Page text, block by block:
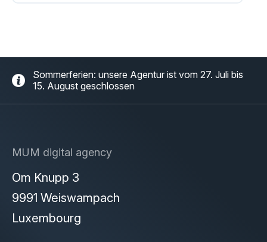
Sommerferien: unsere Agentur ist vom 27. Juli bis
15. August geschlossen
MUM digital agency
Om Knupp 3
9991 Weiswampach
Luxembourg